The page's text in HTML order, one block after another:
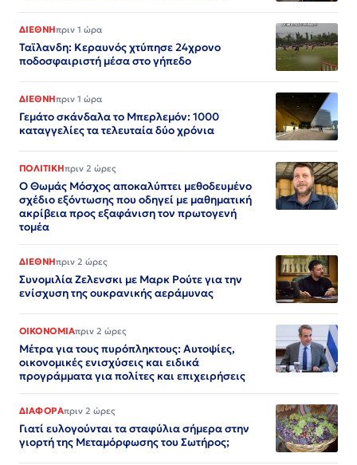
ΔΙΕΘΝΗπριν 1 ώρα
Ταϊλανδη: Κεραυνός χτύπησε 24χρονο
ποδοσφαιριστή μέσα στο γήπεδο
ΔΙΕΘΝΗπριν 1 ώρα
Γεμάτο σκάνδαλα το Μπερλεμόν: 1000
καταγγελίες τα τελευταία δύο χρόνια
ΠΟΛΙΤΙΚΗπριν 2 ώρες
Ο Θωμάς Μόσχος αποκαλύπτει μεθοδευμένο
σχέδιο εξόντωσης που οδηγεί με μαθηματική
ακρίβεια προς εξαφάνιση τον πρωτογενή
τομέα
ΔΙΕΘΝΗπριν 2 ώρες
Συνομιλία Ζελενσκι με Μαρκ Ρούτε για την
ενίσχυση της ουκρανικής αεράμυνας
ΟΙΚΟΝΟΜΙΑπριν 2 ώρες
Μέτρα για τους πυρόπληκτους: Αυτοψίες,
οικονομικές ενισχύσεις και ειδικά
προγράμματα για πολίτες και επιχειρήσεις
ΔΙΑΦΟΡΑπριν 2 ώρες
Γιατί ευλογούνται τα σταφύλια σήμερα στην
γιορτή της Μεταμόρφωσης του Σωτήρος;